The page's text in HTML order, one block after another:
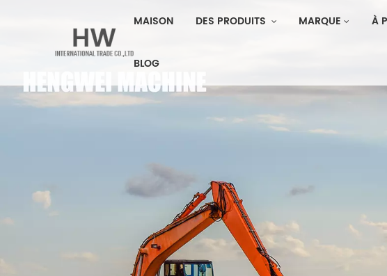
MAISON DES PRODUITS MARQUE À
BLOG